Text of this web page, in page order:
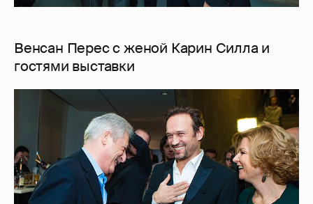
Венсан Перес с женой Карин Силла и
гостями выставки